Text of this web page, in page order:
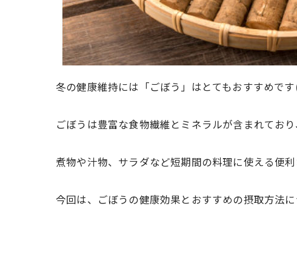
冬の健康維持には「ごぼう」はとてもおすすめで
ごぼうは豊富な食物繊維とミネラルが含まれてお
煮物や汁物、サラダなど短期間の料理に使える便
今回は、ごぼうの健康効果とおすすめの摂取方法